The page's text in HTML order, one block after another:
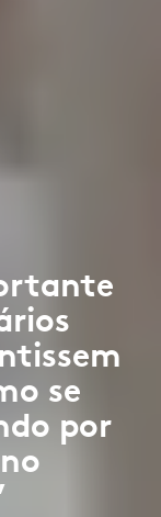
se
por